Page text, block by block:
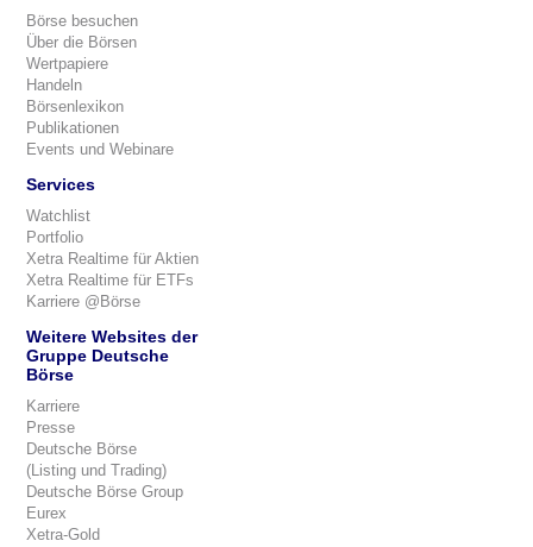
Börse besuchen
Über die Börsen
Wertpapiere
Handeln
Börsenlexikon
Publikationen
Events und Webinare
Services
Watchlist
Portfolio
Xetra Realtime für Aktien
Xetra Realtime für ETFs
Karriere @Börse
Weitere Websites der
Gruppe Deutsche
Börse
Karriere
Presse
Deutsche Börse
(Listing und Trading)
Deutsche Börse Group
Eurex
Xetra-Gold